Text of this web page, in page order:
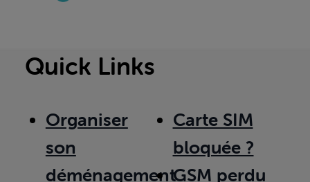
Quick Links
Organiser
son
déménagement
Carte SIM
bloquée ?
GSM perdu